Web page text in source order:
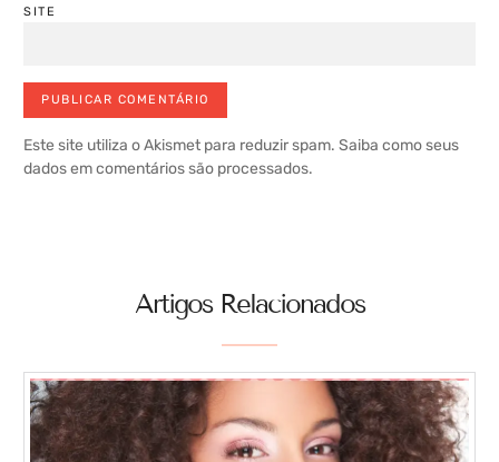
SITE
Este site utiliza o Akismet para reduzir spam. Saiba como seus
dados em comentários são processados.
Artigos Relacionados